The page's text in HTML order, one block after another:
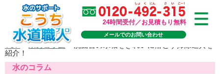
24時間受付／お見積もり無料
メールでのお問い合わせ
TOP>水のコラム >
紹介！
水のコラム